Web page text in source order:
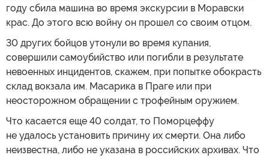
году сбила машина во время экскурсии в Моравски
крас. До этого всю войну он прошел со своим отцом.
30 других бойцов утонули во время купания,
совершили самоубийство или погибли в результате
невоенных инцидентов, скажем, при попытке обокрасть
склад вокзала им. Масарика в Праге или при
неосторожном обращении с трофейным оружием.
Что касается еще 40 солдат, то Поморцеффу
не удалось установить причину их смерти. Она либо
неизвестна, либо не указана в российских архивах. Что